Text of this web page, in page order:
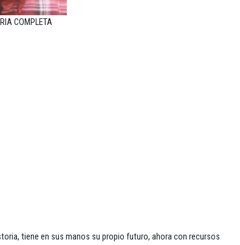
COMPLETA
tiene en sus manos su propio futuro, ahora con recursos